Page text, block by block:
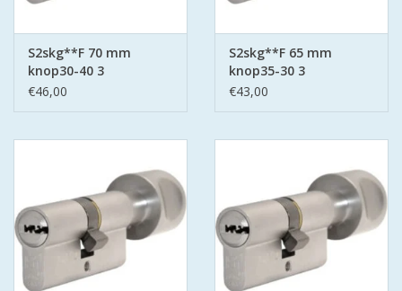
S2skg**F 70 mm
knop30-40 3
keersleutels
€46,00
S2skg**F 65 mm
knop35-30 3
keersleutels
€43,00